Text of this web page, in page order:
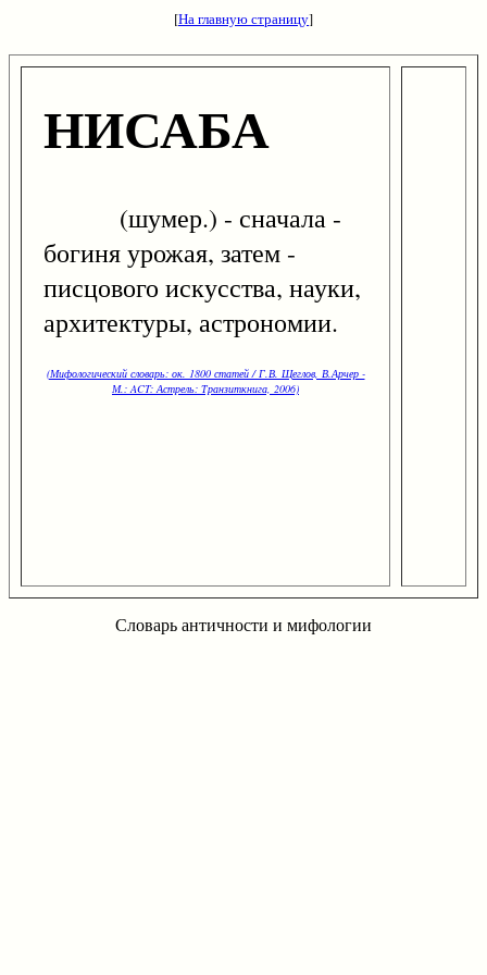
[На главную страницу]
НИСАБА
(шумер.) - сначала -
богиня урожая, затем -
писцового искусства, науки,
архитектуры, астрономии.
(Мифологический словарь: ок. 1800 статей / Г.В. Щеглов, В.Арчер -
М.: ACT: Астрель: Транзиткнига, 2006)
Словарь античности и мифологии